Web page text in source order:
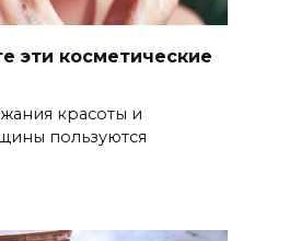
эти косметические
красоты и
пользуются